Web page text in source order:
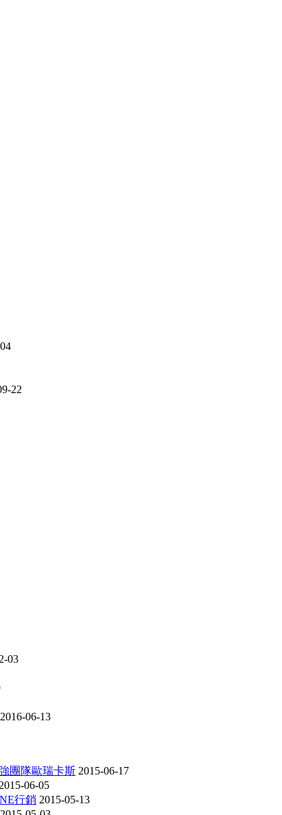
22
03
2016-06-13
團隊歐瑞卡斯 2015-06-17
2015-06-05
行銷 2015-05-13